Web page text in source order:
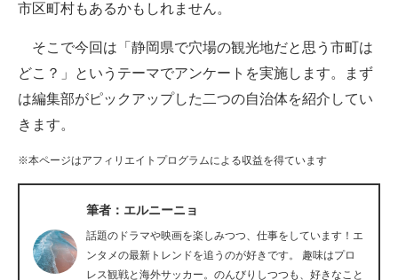
企業ITのトレンドを詳説
ITエンジニア向け専門サイト
企業向けIT製品の総合サイト
市区町村もあるかもしれません。
そこで今回は「静岡県で穴場の観光地だと思う市町は
どこ？」というテーマでアンケートを実施します。まず
は編集部がピックアップした二つの自治体を紹介してい
きます。
※本ページはアフィリエイトプログラムによる収益を得ています
筆者：エルニーニョ
話題のドラマや映画を楽しみつつ、仕事をしています！エ
ンタメの最新トレンドを追うのが好きです。 趣味はプロ
レス観戦と海外サッカー。のんびりしつつも、好きなこと